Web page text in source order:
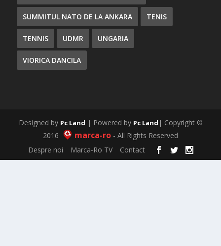
SUMMITUL NATO DE LA ANKARA TENIS
TENNIS UDMR UNGARIA
VIORICA DANCILA
Designed by Pc Land | Powered by Pc Land | Copyright ©
2016 marca-ro - All Rights Reserved
Despre noi
Marca-Ro TV Contact